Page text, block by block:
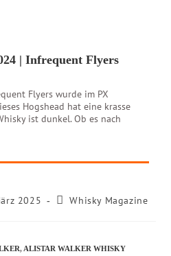
| Infrequent Flyers
Flyers wurde im PX
Hogshead hat eine krasse
ist dunkel. Ob es nach
2025 Whisky Magazine
, ALISTAR WALKER WHISKY